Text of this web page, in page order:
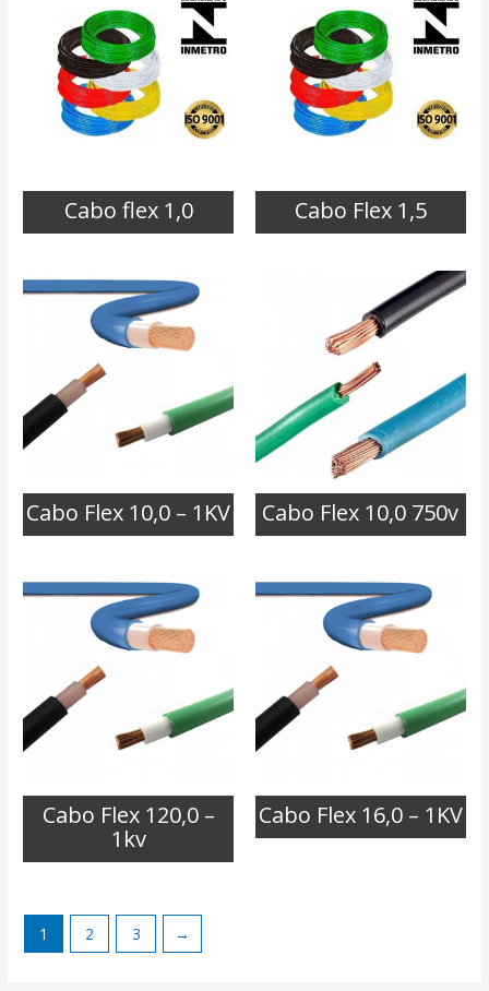
Cabo flex 1,0 Cabo Flex 1,5
Cabo Flex 10,0 – 1KV Cabo Flex 10,0 750v
Cabo Flex 120,0 –
1kv
Cabo Flex 16,0 – 1KV
1 2 3 →